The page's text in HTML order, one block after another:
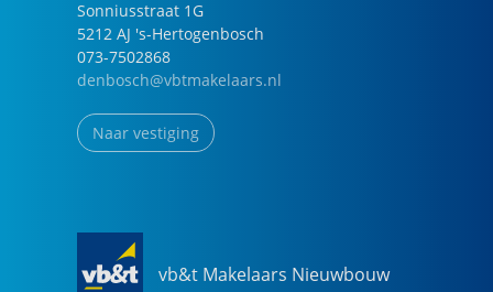
Sonniusstraat 1G
5212 AJ 's-Hertogenbosch
073-7502868
denbosch@vbtmakelaars.nl
Naar vestiging
vb&t Makelaars Nieuwbouw